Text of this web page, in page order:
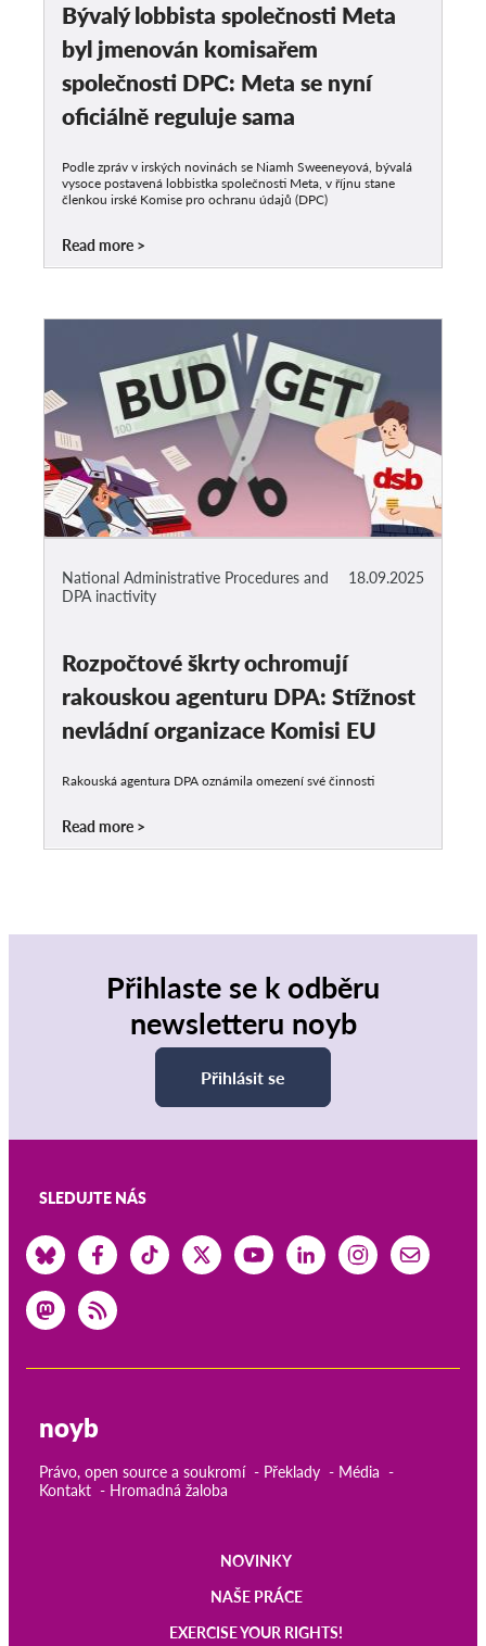
Bývalý lobbista společnosti Meta
byl jmenován komisařem
společnosti DPC: Meta se nyní
oficiálně reguluje sama
Podle zpráv v irských novinách se Niamh Sweeneyová, bývalá
vysoce postavená lobbistka společnosti Meta, v říjnu stane
členkou irské Komise pro ochranu údajů (DPC)
Read more
18.09.2025
National Administrative Procedures and
DPA inactivity
Rozpočtové škrty ochromují
rakouskou agenturu DPA: Stížnost
nevládní organizace Komisi EU
Rakouská agentura DPA oznámila omezení své činnosti
Read more
Přihlaste se k odběru
newsletteru noyb
Přihlásit se
SLEDUJTE NÁS
noyb
Právo, open source a soukromí Překlady
Média
Kontakt
Hromadná žaloba
NOVINKY
NAŠE PRÁCE
EXERCISE YOUR RIGHTS!